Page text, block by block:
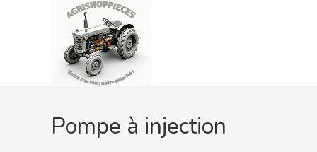
Pompe à injection